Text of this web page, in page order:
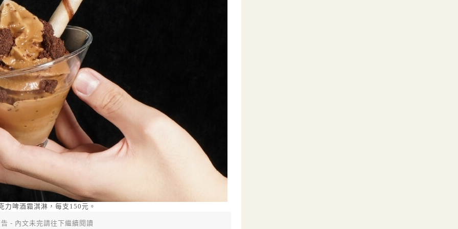
力啤酒霜淇淋，每支150元。
- 內文未完請往下繼續閱讀